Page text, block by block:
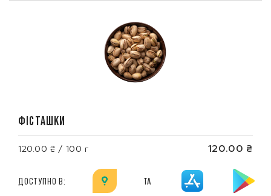
ФІСТАШКИ
120.00 ₴ / 100 г 120.00 ₴
ДОСТУПНО В: ТА